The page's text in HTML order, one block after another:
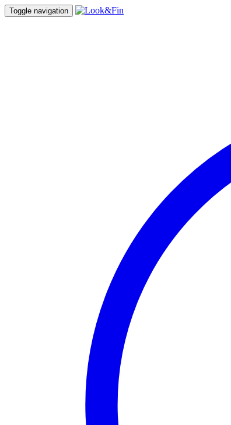
Toggle navigation